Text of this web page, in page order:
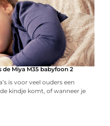
Miya M35 babyfoon 2
is voor veel ouders een
kindje komt, of wanneer je